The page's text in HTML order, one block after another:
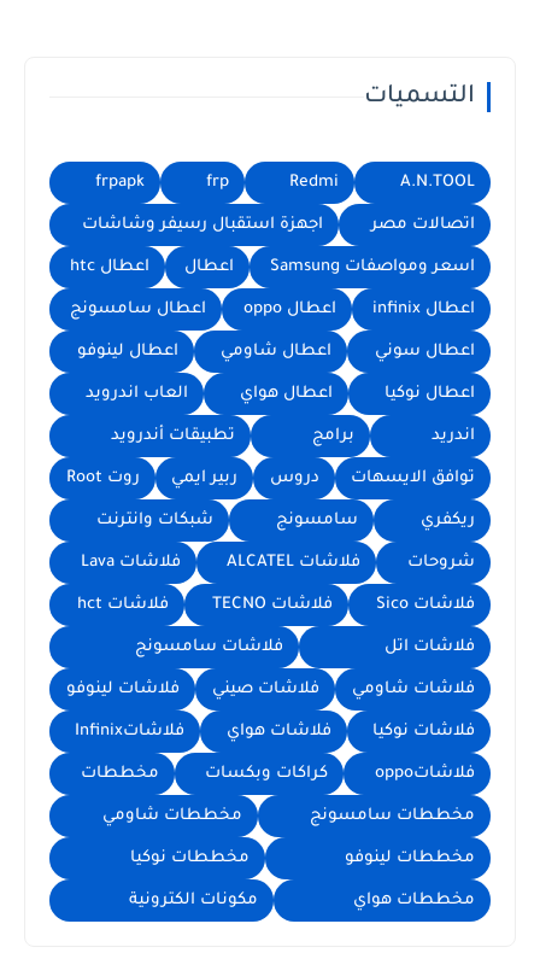
التسميات
A.N.TOOL
Redmi
frp
frpapk
اتصالات مصر اجهزة استقبال رسيفر وشاشات
اسعر ومواصفات Samsung اعطال اعطال htc
اعطال infinix اعطال oppo اعطال سامسونج
اعطال سوني اعطال شاومي اعطال لينوفو
اعطال نوكيا اعطال هواي العاب اندرويد
اندريد برامج تطبيقات أندرويد
توافق الايسهات دروس ربير ايمي روت Root
ريكفري سامسونج شبكات وانترنت
شروحات فلاشات ALCATEL فلاشات Lava
فلاشات Sico فلاشات TECNO فلاشات hct
فلاشات اتل فلاشات سامسونج
فلاشات شاومي فلاشات صيني فلاشات لينوفو
فلاشات نوكيا فلاشات هواي فلاشاتInfinix
فلاشاتoppo كراكات وبكسات مخططات
مخططات سامسونج مخططات شاومي
مخططات لينوفو مخططات نوكيا
مخططات هواي مكونات الكترونية